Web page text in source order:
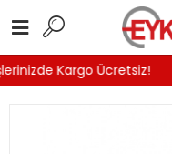
Kargo Ücretsiz!